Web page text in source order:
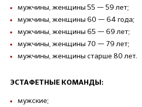
мужчины, женщины 55 — 59 лет;
мужчины, женщины 60 — 64 года;
мужчины, женщины 65 — 69 лет;
мужчины, женщины 70 — 79 лет;
мужчины, женщины старше 80 лет.
ЭСТАФЕТНЫЕ КОМАНДЫ:
мужские;